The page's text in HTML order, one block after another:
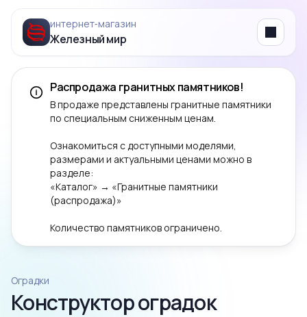
интернет‑магазин
Железный мир Menu
Распродажа гранитных памятников!
В продаже представлены гранитные памятники
по специальным сниженным ценам.
Ознакомиться с доступными моделями,
размерами и актуальными ценами можно в
разделе:
«Каталог» → «Гранитные памятники
(распродажа)»
Количество памятников ограничено.
Оградки
Конструктор оградок